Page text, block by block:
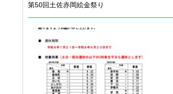
第50回土佐赤岡絵金祭り